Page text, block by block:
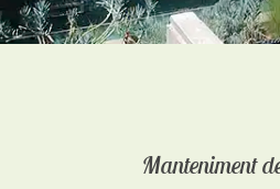
Manteniment